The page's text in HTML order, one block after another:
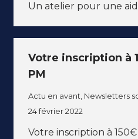
Un atelier pour une
Votre inscription à
PM
Actu en avant Newsletters
24 février 2022
Votre inscription à